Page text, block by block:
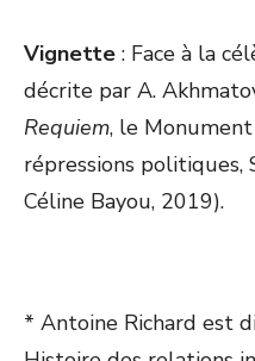
Vignette : Face à la
décrite par A.
Requiem, le
répressions
Céline Bayou, 2019).
* Antoine Richard est